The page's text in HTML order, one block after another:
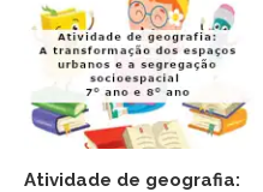
Atividade de geografia: